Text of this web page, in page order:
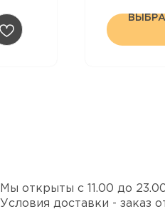
Мы открыты с 11.00 до
Условия доставки - заказ